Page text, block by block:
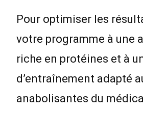
Pour optimiser les
votre programme à une
riche en protéines et à
d’entraînement adapté
anabolisantes du